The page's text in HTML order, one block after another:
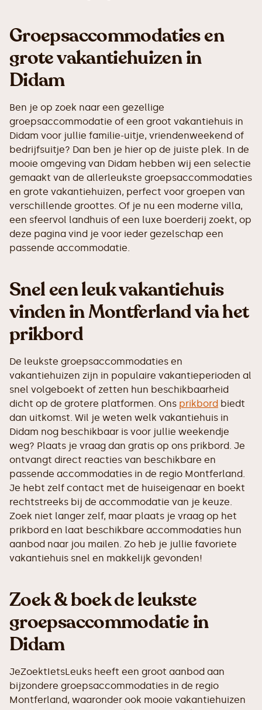
Groepsaccommodaties en
grote vakantiehuizen in
Didam
Ben je op zoek naar een gezellige
groepsaccommodatie of een groot vakantiehuis in
Didam voor jullie familie-uitje, vriendenweekend of
bedrijfsuitje? Dan ben je hier op de juiste plek. In de
mooie omgeving van Didam hebben wij een selectie
gemaakt van de allerleukste groepsaccommodaties
en grote vakantiehuizen, perfect voor groepen van
verschillende groottes. Of je nu een moderne villa,
een sfeervol landhuis of een luxe boerderij zoekt, op
deze pagina vind je voor ieder gezelschap een
passende accommodatie.
Snel een leuk vakantiehuis
vinden in Montferland via het
prikbord
De leukste groepsaccommodaties en
vakantiehuizen zijn in populaire vakantieperioden al
snel volgeboekt of zetten hun beschikbaarheid
dicht op de grotere platformen. Ons prikbord biedt
dan uitkomst. Wil je weten welk vakantiehuis in
Didam nog beschikbaar is voor jullie weekendje
weg? Plaats je vraag dan gratis op ons prikbord. Je
ontvangt direct reacties van beschikbare en
passende accommodaties in de regio Montferland.
Je hebt zelf contact met de huiseigenaar en boekt
rechtstreeks bij de accommodatie van je keuze.
Zoek niet langer zelf, maar plaats je vraag op het
prikbord en laat beschikbare accommodaties hun
aanbod naar jou mailen. Zo heb je jullie favoriete
vakantiehuis snel en makkelijk gevonden!
Zoek & boek de leukste
groepsaccommodatie in
Didam
JeZoektIetsLeuks heeft een groot aanbod aan
bijzondere groepsaccommodaties in de regio
Montferland, waaronder ook mooie vakantiehuizen